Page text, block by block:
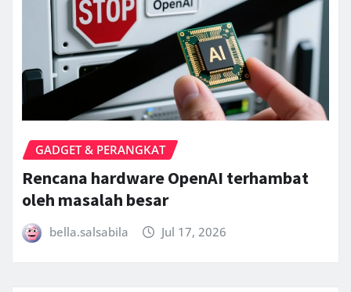
GADGET & PERANGKAT
Rencana hardware OpenAI terhambat
oleh masalah besar
bella.salsabila Jul 17, 2026